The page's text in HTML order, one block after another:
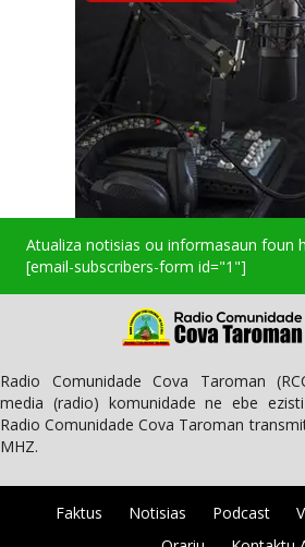
Atualiza notisias ou informasaun foun
[email-subscribers-form id="1"]
Radio Comunidade Cova Taroman
media (radio) komunidade ne ebe
Radio Comunidade Cova Taroman
MHZ.
Faktus Notisias Podcast